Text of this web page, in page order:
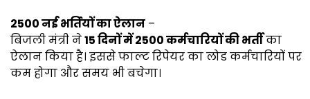
2500 नई भर्तियों का ऐलान –
बिजली मंत्री ने15 दिनों में 2500 कर्मचारियों की भर्तीका
ऐलान किया है। इससे फाल्ट रिपेयर का लोड कर्मचारियों पर
कम होगा और समय भी बचेगा।